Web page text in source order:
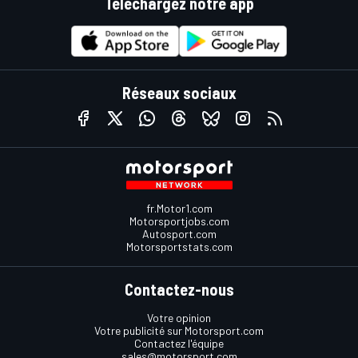
Réseaux sociaux
fr.Motor1.com
Motorsportjobs.com
Autosport.com
Motorsportstats.com
Contactez-nous
Votre opinion
Votre publicité sur Motorsport.com
Contactez l'équipe